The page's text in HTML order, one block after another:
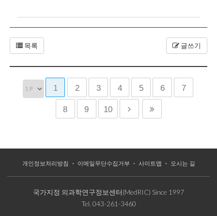
목록 글쓰기
1 2 3 4 5 6 7
8 9 10
개인정보처리방침 이메일무단수집거부 사이트맵 오시는 길
국가지정 의과학연구정보센터(MedRIC) Since 1997
Tel. 043-261-3460